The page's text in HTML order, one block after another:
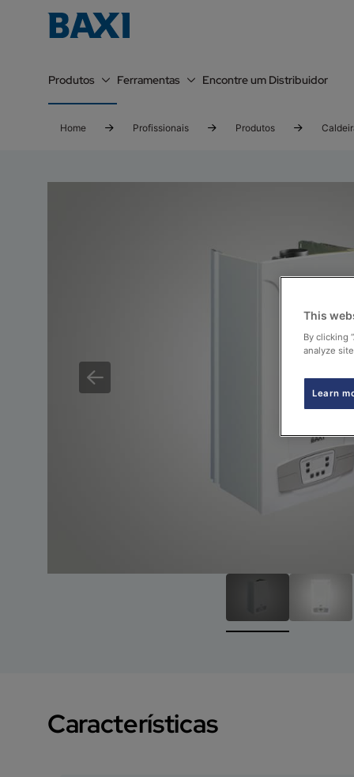
Produtos Ferramentas Encontre um Distribuidor
Home Profissionais Produtos
Características
This
By clicking
analyze
Learn